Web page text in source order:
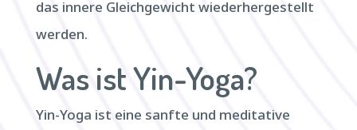
das innere Gleichgewicht wiederhergestellt
werden.
Was ist Yin-Yoga?
Yin-Yoga ist eine sanfte und meditative